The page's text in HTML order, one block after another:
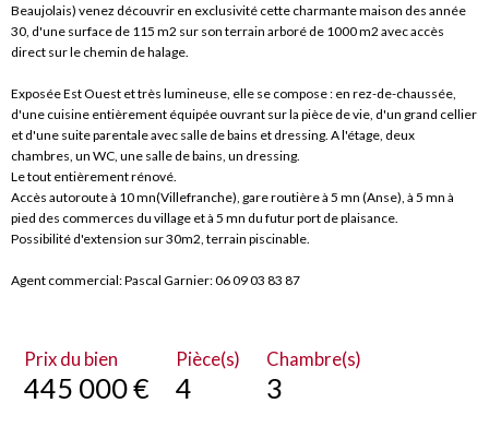
Beaujolais) venez découvrir en exclusivité cette charmante maison des année
30, d'une surface de 115 m2 sur son terrain arboré de 1000 m2 avec accès
direct sur le chemin de halage.
Exposée Est Ouest et très lumineuse, elle se compose : en rez-de-chaussée,
d'une cuisine entièrement équipée ouvrant sur la pièce de vie, d'un grand cellier
et d'une suite parentale avec salle de bains et dressing. A l'étage, deux
chambres, un WC, une salle de bains, un dressing.
Le tout entièrement rénové.
Accès autoroute à 10 mn(Villefranche), gare routière à 5 mn (Anse), à 5 mn à
pied des commerces du village et à 5 mn du futur port de plaisance.
Possibilité d'extension sur 30m2, terrain piscinable.
Agent commercial: Pascal Garnier: 06 09 03 83 87
Prix du bien
445 000 €
Pièce(s)
4
Chambre(s)
3